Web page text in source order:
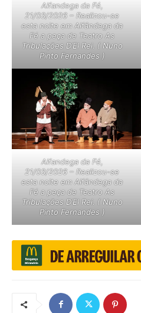
Alfandega da Fé,
21/03/2026 – Realizou-se
esta noite em Alfândega da
Fé a peça de Teatro As
Tribulações D’El Rei. ( Nuno
Pinto Fernandes )
Alfandega da Fé,
21/03/2026 – Realizou-se
esta noite em Alfândega da
Fé a peça de Teatro As
Tribulações D’El Rei. ( Nuno
Pinto Fernandes )